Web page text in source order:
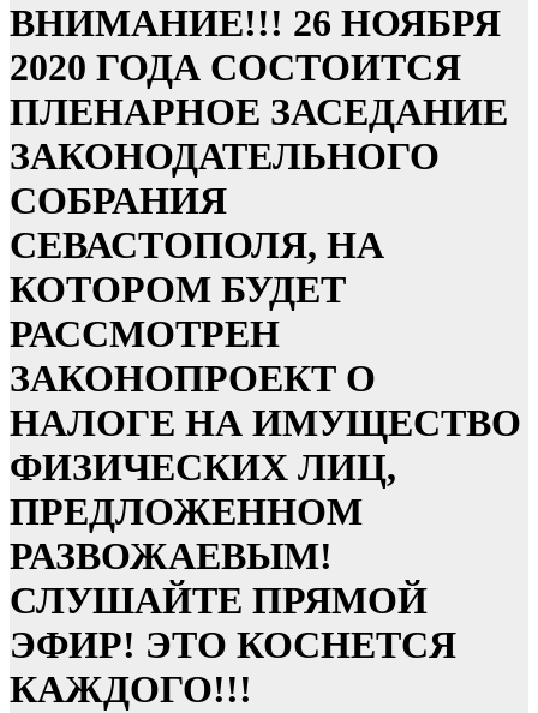
ВНИМАНИЕ!!! 26 НОЯБРЯ
2020 ГОДА СОСТОИТСЯ
ПЛЕНАРНОЕ ЗАСЕДАНИЕ
ЗАКОНОДАТЕЛЬНОГО
СОБРАНИЯ
СЕВАСТОПОЛЯ, НА
КОТОРОМ БУДЕТ
РАССМОТРЕН
ЗАКОНОПРОЕКТ О
НАЛОГЕ НА ИМУЩЕСТВО
ФИЗИЧЕСКИХ ЛИЦ,
ПРЕДЛОЖЕННОМ
РАЗВОЖАЕВЫМ!
СЛУШАЙТЕ ПРЯМОЙ
ЭФИР! ЭТО КОСНЕТСЯ
КАЖДОГО!!!